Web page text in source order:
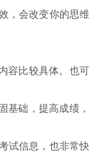
，会改变你的思维
容比较具体。也可
基础，提高成绩，
试信息，也非常快